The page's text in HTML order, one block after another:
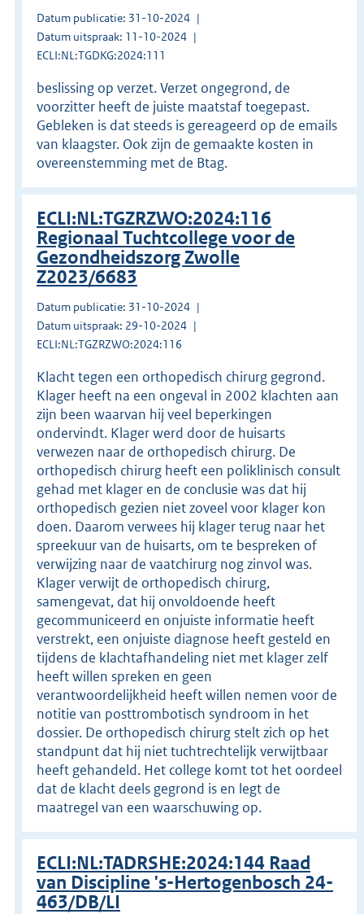
Datum publicatie: 31-10-2024
Datum uitspraak: 11-10-2024
ECLI:NL:TGDKG:2024:111
beslissing op verzet. Verzet ongegrond, de
voorzitter heeft de juiste maatstaf toegepast.
Gebleken is dat steeds is gereageerd op de emails
van klaagster. Ook zijn de gemaakte kosten in
overeenstemming met de Btag.
ECLI:NL:TGZRZWO:2024:116
Regionaal Tuchtcollege voor de
Gezondheidszorg Zwolle
Z2023/6683
Datum publicatie: 31-10-2024
Datum uitspraak: 29-10-2024
ECLI:NL:TGZRZWO:2024:116
Klacht tegen een orthopedisch chirurg gegrond.
Klager heeft na een ongeval in 2002 klachten aan
zijn been waarvan hij veel beperkingen
ondervindt. Klager werd door de huisarts
verwezen naar de orthopedisch chirurg. De
orthopedisch chirurg heeft een poliklinisch consult
gehad met klager en de conclusie was dat hij
orthopedisch gezien niet zoveel voor klager kon
doen. Daarom verwees hij klager terug naar het
spreekuur van de huisarts, om te bespreken of
verwijzing naar de vaatchirurg nog zinvol was.
Klager verwijt de orthopedisch chirurg,
samengevat, dat hij onvoldoende heeft
gecommuniceerd en onjuiste informatie heeft
verstrekt, een onjuiste diagnose heeft gesteld en
tijdens de klachtafhandeling niet met klager zelf
heeft willen spreken en geen
verantwoordelijkheid heeft willen nemen voor de
notitie van posttrombotisch syndroom in het
dossier. De orthopedisch chirurg stelt zich op het
standpunt dat hij niet tuchtrechtelijk verwijtbaar
heeft gehandeld. Het college komt tot het oordeel
dat de klacht deels gegrond is en legt de
maatregel van een waarschuwing op.
ECLI:NL:TADRSHE:2024:144 Raad
van Discipline 's-Hertogenbosch 24-
463/DB/LI